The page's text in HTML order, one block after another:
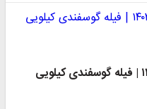
قیمت گوشت قرمز امروز ۲۹ دی ۱۴۰۳ | فیله گوسفندی کیلویی